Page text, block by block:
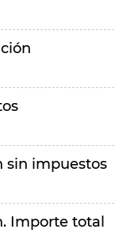
sin impuestos
Importe total